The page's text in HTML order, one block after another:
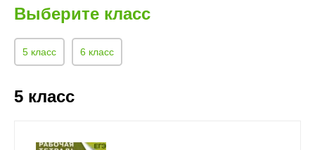
Выберите класс
5 класс 6 класс
5 класс